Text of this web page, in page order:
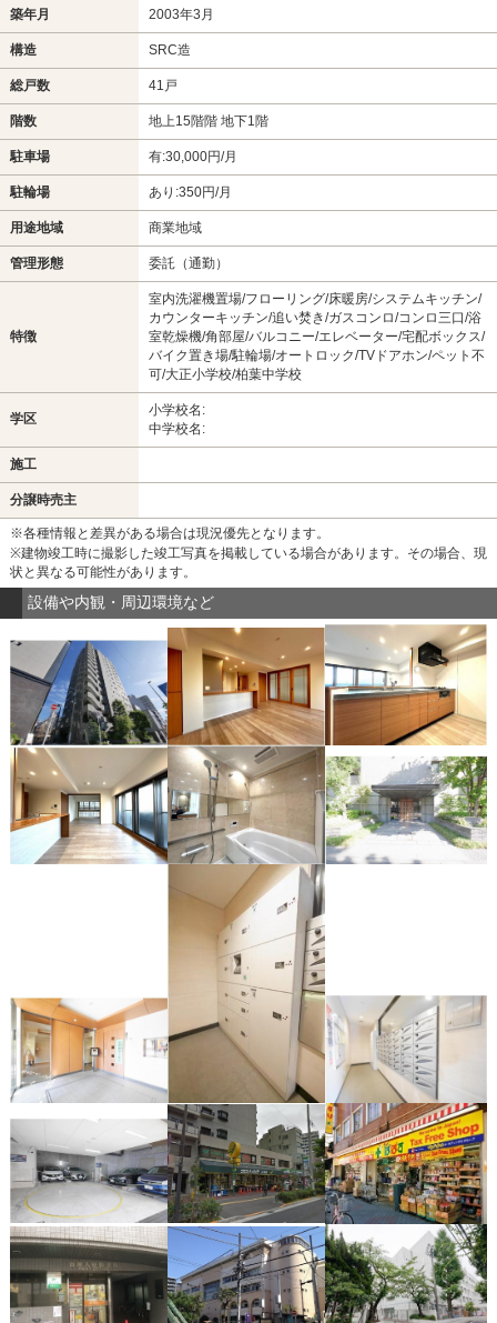
築年月 2003年3月
構造 SRC造
総戸数 41戸
階数 地上15階階 地下1階
駐車場 有:30,000円/月
駐輪場 あり:350円/月
用途地域 商業地域
管理形態 委託（通勤）
特徴
室内洗濯機置場/フローリング/床暖房/システムキッチン/
カウンターキッチン/追い焚き/ガスコンロ/コンロ三口/浴
室乾燥機/角部屋/バルコニー/エレベーター/宅配ボックス/
バイク置き場/駐輪場/オートロック/TVドアホン/ペット不
可/大正小学校/柏葉中学校
学区
小学校名:
中学校名:
施工
分譲時売主
※各種情報と差異がある場合は現況優先となります。
※建物竣工時に撮影した竣工写真を掲載している場合があります。その場合、現
状と異なる可能性があります。
設備や内観・周辺環境など